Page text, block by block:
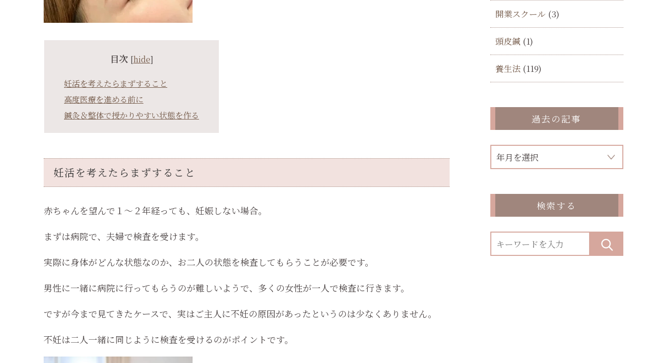
目次 [hide]
妊活を考えたらまずすること
高度医療を進める前に
鍼灸＆整体で授かりやすい状態を作る
妊活を考えたらまずすること
赤ちゃんを望んで１～２年経っても、妊娠しない場合。
まずは病院で、夫婦で検査を受けます。
実際に身体がどんな状態なのか、お二人の状態を検査してもらうことが必要です。
男性に一緒に病院に行ってもらうのが難しいようで、多くの女性が一人で検査に行きます。
ですが今まで見てきたケースで、実はご主人に不妊の原因があったというのは少なくありません。
不妊は二人一緒に同じように検査を受けるのがポイントです。
開業スクール (3)
頭皮鍼 (1)
養生法 (119)
過去の記事
検索する